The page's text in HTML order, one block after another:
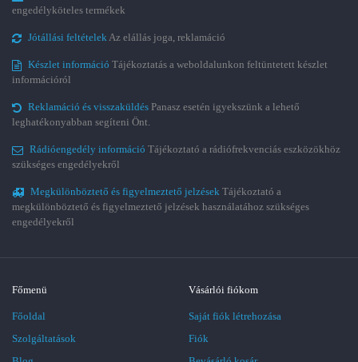
engedélyköteles termékek
Jótállási feltételekAz elállás joga, reklamáció
Készlet információ Tájékoztatás a weboldalunkon feltüntetett készlet
információról
Reklamáció és visszaküldés Panasz esetén igyekszünk a lehető
leghatékonyabban segíteni Önt.
Rádióengedély információ Tájékoztató a rádiófrekvenciás eszközökhöz
szükséges engedélyekről
Megkülönböztető és figyelmeztető jelzések Tájékoztató a
megkülönböztető és figyelmeztető jelzések használatához szükséges
engedélyekről
Főmenü
Főoldal
Szolgáltatások
Vásárlói fiókom
Saját fiók létrehozása
Fiók